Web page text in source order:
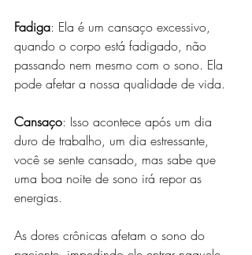
Fadiga: Ela é um cansaço excessivo,
quando o corpo está fadigado, não
passando nem mesmo com o sono. Ela
pode afetar a nossa qualidade de vida.
Cansaço: Isso acontece após um dia
duro de trabalho, um dia estressante,
você se sente cansado, mas sabe que
uma boa noite de sono irá repor as
energias.
As dores crônicas afetam o sono do